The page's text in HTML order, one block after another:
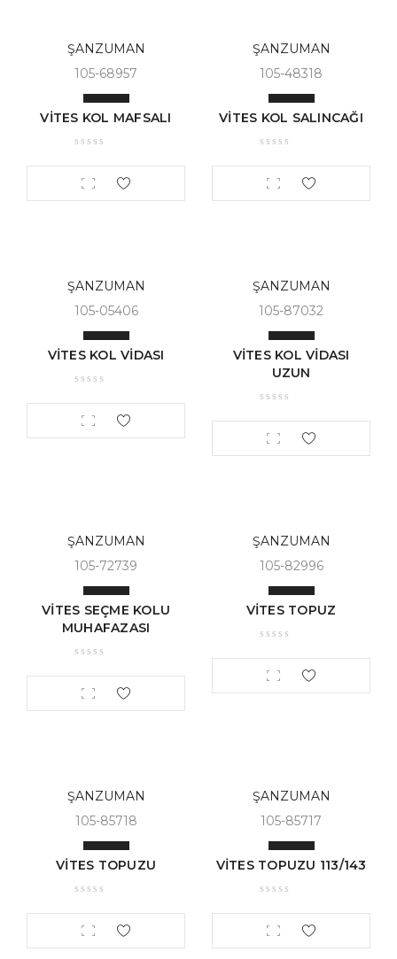
ŞANZUMAN
105-68957
VİTES KOL MAFSALI
ŞANZUMAN
105-48318
VİTES KOL SALINCAĞI
ŞANZUMAN
105-05406
VİTES KOL VİDASI
ŞANZUMAN
105-87032
VİTES KOL VİDASI
UZUN
ŞANZUMAN
105-72739
VİTES SEÇME KOLU
MUHAFAZASI
ŞANZUMAN
105-82996
VİTES TOPUZ
ŞANZUMAN
105-85718
VİTES TOPUZU
ŞANZUMAN
105-85717
VİTES TOPUZU 113/143